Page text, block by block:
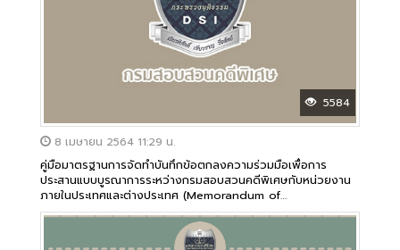
5584
8 เมษายน 2564 11:29 น.
คู่มือมาตรฐานการจัดทำบันทึกข้อตกลงความร่วมมือเพื่อการ
ประสานแบบบูรณาการระหว่างกรมสอบสวนคดีพิเศษกับหน่วยงาน
ภายในประเทศและต่างประเทศ (Memorandum of
Understanding : MOU)